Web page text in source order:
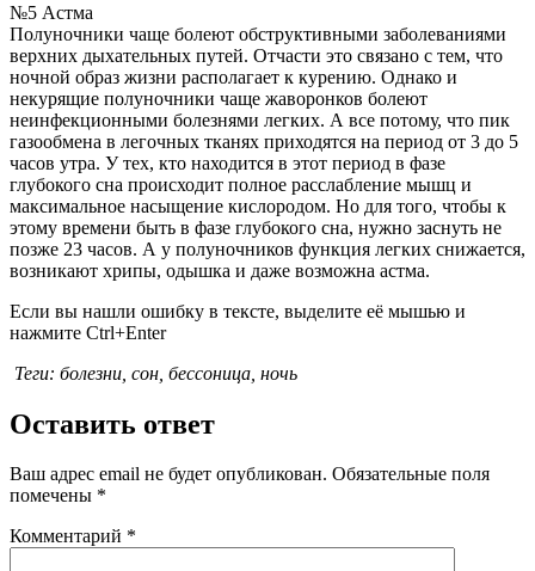
№5 Астма
Полуночники чаще болеют обструктивными заболеваниями
верхних дыхательных путей. Отчасти это связано с тем, что
ночной образ жизни располагает к курению. Однако и
некурящие полуночники чаще жаворонков болеют
неинфекционными болезнями легких. А все потому, что пик
газообмена в легочных тканях приходятся на период от 3 до 5
часов утра. У тех, кто находится в этот период в фазе
глубокого сна происходит полное расслабление мышц и
максимальное насыщение кислородом. Но для того, чтобы к
этому времени быть в фазе глубокого сна, нужно заснуть не
позже 23 часов. А у полуночников функция легких снижается,
возникают хрипы, одышка и даже возможна астма.
Если вы нашли ошибку в тексте, выделите её мышью и
нажмите Ctrl+Enter
Теги: болезни, сон, бессоница, ночь
Оставить ответ
Ваш адрес email не будет опубликован. Обязательные поля
помечены *
Комментарий *